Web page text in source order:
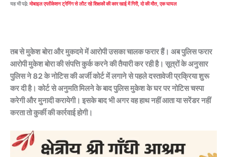
यह भी पढे़: मोबाइल एप्लीकेशन ट्रेनिंग से लौट रहे शिक्षकों की कार खाई में गिरी, दो की मौत, एक घायल
तब से मुकेश बोरा और मुकदमे में आरोपी उसका चालक फरार हैं। अब पुलिस फरार
आरोपी मुकेश बोरा की संपत्ति कुर्क करने की तैयारी कर रही है। सूत्रों के अनुसार
पुलिस ने 82 के नोटिस की अर्जी कोर्ट में लगाने से पहले दस्तावेजी प्रक्रिया शुरू
कर दी है। कोर्ट से अनुमति मिलने के बाद पुलिस मुकेश के घर पर नोटिस चस्पा
करेगी और मुनादी करायेगी। इसके बाद भी अगर वह हाथ नहीं आता या सरेंडर नहीं
करता तो कुर्की की कार्रवाई होगी।